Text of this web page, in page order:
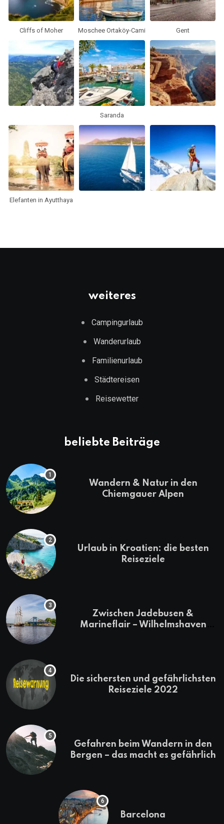
Cliffs of Moher Moschee Ortaköy-Cami Gent
Saranda
Elefanten in Ayutthaya
weiteres
Campingurlaub
Wanderurlaub
Familienurlaub
Städtereisen
Reisewetter
beliebte Beiträge
Wandern & Natur in den
Chiemgauer Alpen
Urlaub in Kroatien: die besten
Reiseziele
Zwischen Jadebusen &
Marineflair – Wilhelmshaven
Die sichersten und gefährlichsten
Reiseziele 2022
Gefahren beim Wandern in den
Bergen – das macht es gefährlich
Barcelona